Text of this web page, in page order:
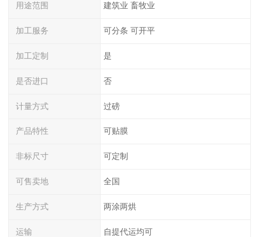
用途范围 建筑业 畜牧业
加工服务 可分条 可开平
加工定制 是
是否进口 否
计量方式 过磅
产品特性 可贴膜
非标尺寸 可定制
可售卖地 全国
生产方式 两涂两烘
运输 自提代运均可